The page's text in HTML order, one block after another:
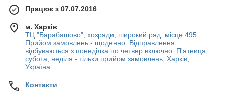
Працює з 07.07.2016
м. Харків
ТЦ "Барабашово", хозряди, широкий ряд, місце 495.
Прийом замовлень - щоденно. Відправлення
відбуваються з понеділка по четвер включно. П'ятниця,
субота, неділя - тільки прийом замовлень, Харків,
Україна
Контакти